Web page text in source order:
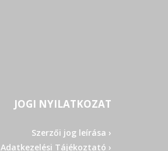
JOGI NYILATKOZAT
Szerzői jog leírása ›
Adatkezelési Tájékoztató ›